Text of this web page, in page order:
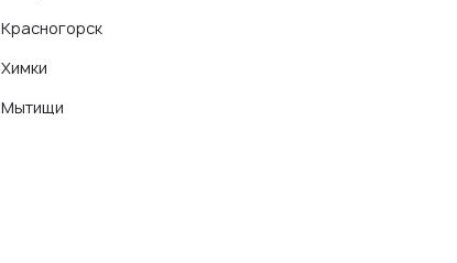
Красногорск
Химки
Мытищи